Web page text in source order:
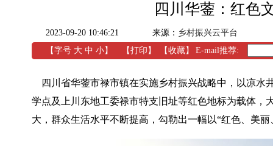
四川华蓥：红色
2023-09-20 10:46:21 来源： 乡村振兴云平台
【字号 大 中 小】 【打印 】 【收藏】 E-mail推荐:
四川省华蓥市禄市镇在实施乡村振兴战略中，以凉水
学点及上川东地工委禄市特支旧址等红色地标为载体，
大，群众生活水平不断提高，勾勒出一幅以“红色、美